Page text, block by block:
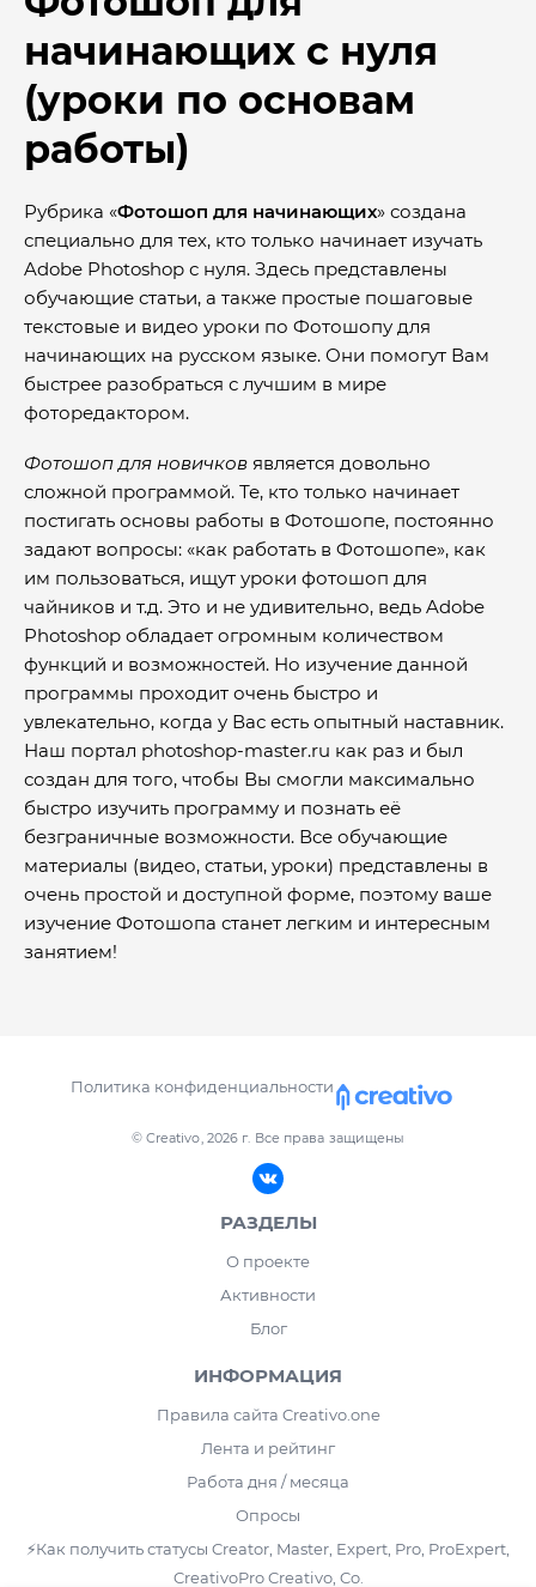
начинающих с нуля
(уроки по основам
работы)
Рубрика «Фотошоп для начинающих» создана
специально для тех, кто только начинает изучать
Adobe Photoshop с нуля. Здесь представлены
обучающие статьи, а также простые пошаговые
текстовые и видео уроки по Фотошопу для
начинающих на русском языке. Они помогут Вам
быстрее разобраться с лучшим в мире
фоторедактором.
Фотошоп для новичков является довольно
сложной программой. Те, кто только начинает
постигать основы работы в Фотошопе, постоянно
задают вопросы: «как работать в Фотошопе», как
им пользоваться, ищут уроки фотошоп для
чайников и т.д. Это и не удивительно, ведь Adobe
Photoshop обладает огромным количеством
функций и возможностей. Но изучение данной
программы проходит очень быстро и
увлекательно, когда у Вас есть опытный наставник.
Наш портал photoshop-master.ru как раз и был
создан для того, чтобы Вы смогли максимально
быстро изучить программу и познать её
безграничные возможности. Все обучающие
материалы (видео, статьи, уроки) представлены в
очень простой и доступной форме, поэтому ваше
изучение Фотошопа станет легким и интересным
занятием!
© Creativo, 2026 г. Все права защищены
Политика конфиденциальности
РАЗДЕЛЫ
О проекте
Активности
Блог
ИНФОРМАЦИЯ
Правила сайта Creativo.one
Лента и рейтинг
Работа дня / месяца
Опросы
⚡️Как получить статусы Creator, Master, Expert, Pro, ProExpert,
CreativoPro Creativo, Co.